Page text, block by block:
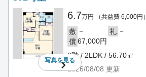
写真を見る
6.7万円 （共益費 6,000円）
敷 － 礼 －
償67,000円
3階 / 2LDK / 56.70㎡
2026/08/08 更新